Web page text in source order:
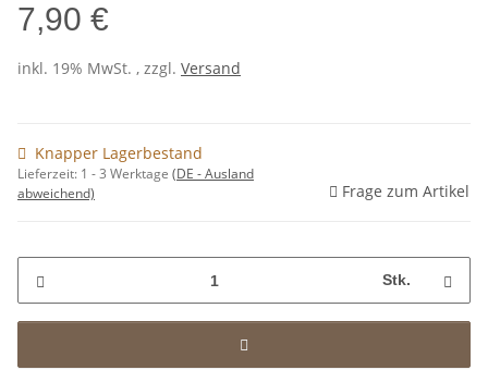
7,90 €
inkl. 19% MwSt. , zzgl. Versand
Knapper Lagerbestand
Lieferzeit: 1 - 3 Werktage (DE - Ausland
abweichend)
Frage zum Artikel
Stk.